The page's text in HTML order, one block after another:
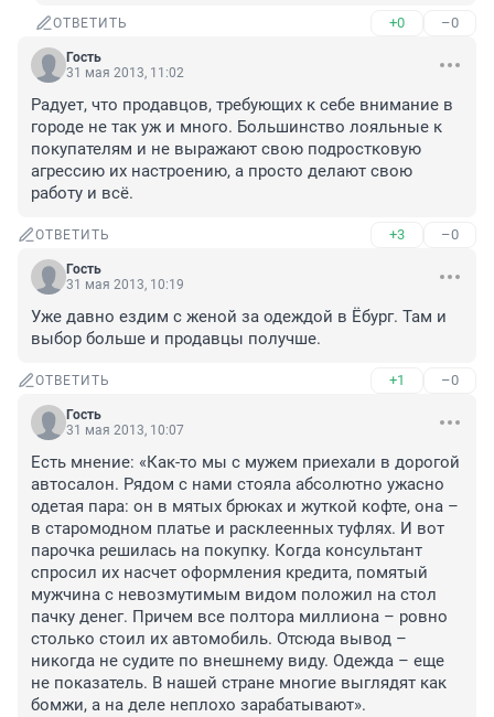
ОТВЕТИТЬ +0 –0
Гость
31 мая 2013, 11:02
Радует, что продавцов, требующих к себе внимание в
городе не так уж и много. Большинство лояльные к
покупателям и не выражают свою подростковую
агрессию их настроению, а просто делают свою
работу и всё.
ОТВЕТИТЬ +3 –0
Гость
31 мая 2013, 10:19
Уже давно ездим с женой за одеждой в Ёбург. Там и
выбор больше и продавцы получше.
ОТВЕТИТЬ +1 –0
Гость
31 мая 2013, 10:07
Есть мнение: «Как-то мы с мужем приехали в дорогой
автосалон. Рядом с нами стояла абсолютно ужасно
одетая пара: он в мятых брюках и жуткой кофте, она –
в старомодном платье и расклеенных туфлях. И вот
парочка решилась на покупку. Когда консультант
спросил их насчет оформления кредита, помятый
мужчина с невозмутимым видом положил на стол
пачку денег. Причем все полтора миллиона – ровно
столько стоил их автомобиль. Отсюда вывод –
никогда не судите по внешнему виду. Одежда – еще
не показатель. В нашей стране многие выглядят как
бомжи, а на деле неплохо зарабатывают».